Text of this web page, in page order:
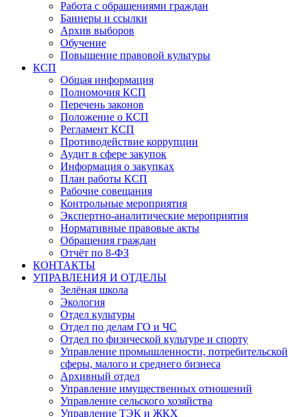
Работа с обращениями граждан
Баннеры и ссылки
Архив выборов
Обучение
Повышение правовой культуры
КСП
Общая информация
Полномочия КСП
Перечень законов
Положение о КСП
Регламент КСП
Противодействие коррупции
Аудит в сфере закупок
Информация о закупках
План работы КСП
Рабочие совещания
Контрольные мероприятия
Экспертно-аналитические мероприятия
Нормативные правовые акты
Обращения граждан
Отчёт по 8-ФЗ
КОНТАКТЫ
УПРАВЛЕНИЯ И ОТДЕЛЫ
Зелёная школа
Экология
Отдел культуры
Отдел по делам ГО и ЧС
Отдел по физической культуре и спорту
Управление промышленности, потребительской
сферы, малого и среднего бизнеса
Архивный отдел
Управление имущественных отношений
Управление сельского хозяйства
Управление ТЭК и ЖКХ